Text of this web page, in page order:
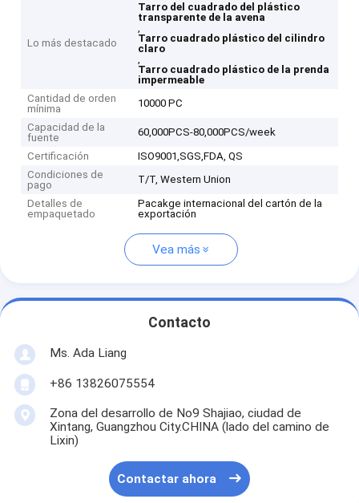
Lo más destacado
Tarro del cuadrado del plástico
transparente de la avena
,
Tarro cuadrado plástico del cilindro
claro
,
Tarro cuadrado plástico de la prenda
impermeable
Cantidad de orden
mínima
10000 PC
Capacidad de la
fuente
60,000PCS-80,000PCS/week
Certificación
ISO9001,SGS,FDA, QS
Condiciones de
pago
T/T, Western Union
Detalles de
empaquetado
Pacakge internacional del cartón de la
exportación
Vea más
Contacto
Ms. Ada Liang
+86 13826075554
Zona del desarrollo de No9 Shajiao, ciudad de
Xintang, Guangzhou City.CHINA (lado del camino de
Lixin)
Contactar ahora